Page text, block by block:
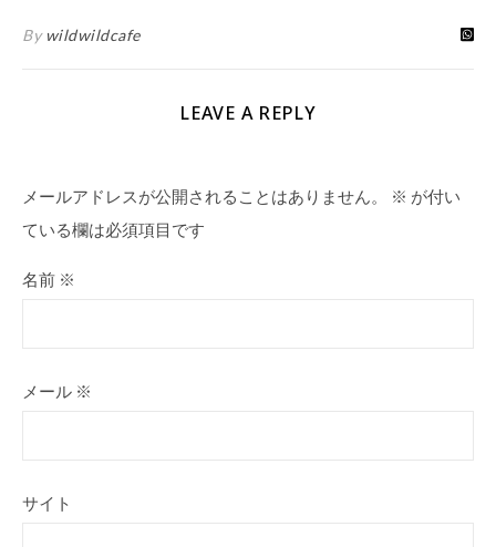
By wildwildcafe
LEAVE A REPLY
メールアドレスが公開されることはありません。 ※ が付い
ている欄は必須項目です
名前 ※
メール ※
サイト